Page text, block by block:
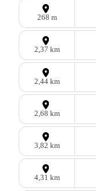
268 m
2,37 km
2,44 km
2,68 km
3,82 km
4,31 km